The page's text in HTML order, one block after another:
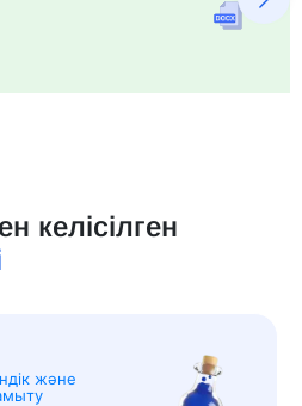
келісілген
және